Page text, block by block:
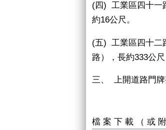
(四) 工業區四十一
約16公尺。
(五) 工業區四十二
路），長約333公
三、 上開道路門
檔案下載（或